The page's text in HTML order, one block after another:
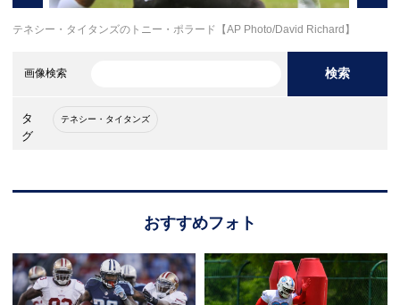
テネシー・タイタンズのトニー・ポラード【AP Photo/David Richard】
画像検索 検索
タ
グ
テネシー・タイタンズ
おすすめフォト